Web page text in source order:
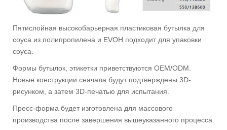
Пятислойная высокобарьерная пластиковая бутылка для
соуса из полипропилена и EVOH подходит для упаковки
соуса.
Формы бутылок, этикетки приветствуются OEM/ODM.
Новые конструкции сначала будут подтверждены 3D-
рисунком, а затем 3D-печатью для испытания.
Пресс-форма будет изготовлена ​​для массового
производства после завершения вышеуказанного процесса.